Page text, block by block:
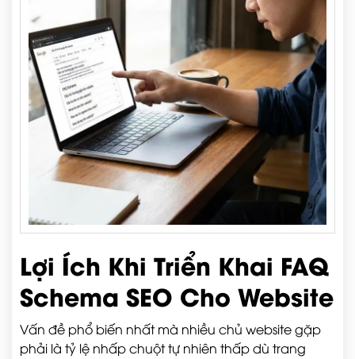
Lợi Ích Khi Triển Khai FAQ
Schema SEO Cho Website
Vấn đề phổ biến nhất mà nhiều chủ website gặp
phải là tỷ lệ nhấp chuột tự nhiên thấp dù trang